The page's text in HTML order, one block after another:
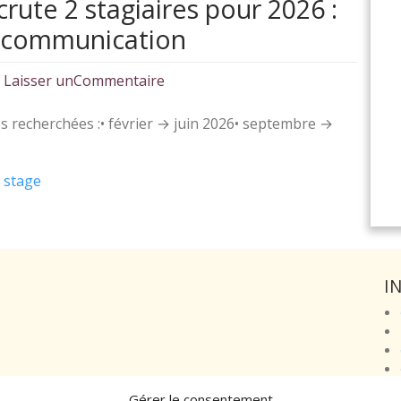
2 stagiaires pour 2026 :
Laisser unCommentaire
Courgette
recherchées :• février → juin 2026• septembre →
stage